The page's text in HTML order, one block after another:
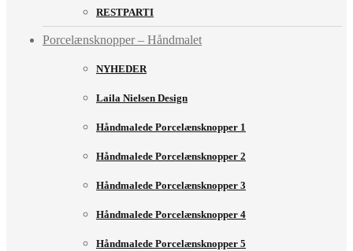
RESTPARTI
Porcelænsknopper – Håndmalet
NYHEDER
Laila Nielsen Design
Håndmalede Porcelænsknopper 1
Håndmalede Porcelænsknopper 2
Håndmalede Porcelænsknopper 3
Håndmalede Porcelænsknopper 4
Håndmalede Porcelænsknopper 5